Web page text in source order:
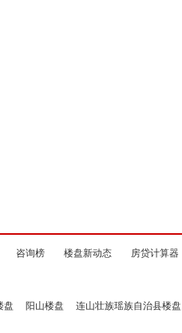
咨询榜 楼盘新动态 房贷计算器
盘 阳山楼盘 连山壮族瑶族自治县楼盘